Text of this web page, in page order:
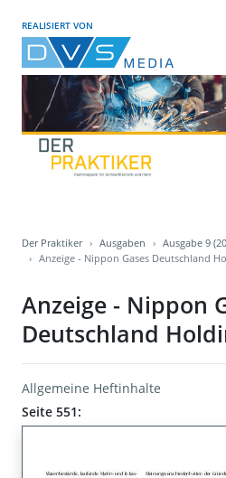
REALISIERT VON
Der Praktiker Ausgaben
Ausgabe 9
Anzeige - Nippon Gases Deutschland
Anzeige - Nippon
Deutschland
Allgemeine Heftinhalte
Seite 551: